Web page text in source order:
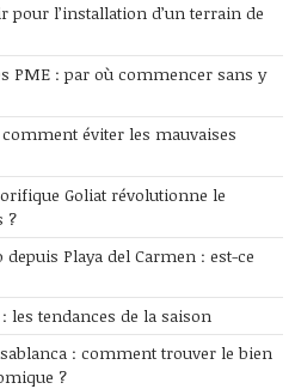
pour l’installation d’un terrain de
PME : par où commencer sans y
éviter les mauvaises
Goliat révolutionne le
?
Playa del Carmen : est-ce
les tendances de la saison
: comment trouver le bien
?